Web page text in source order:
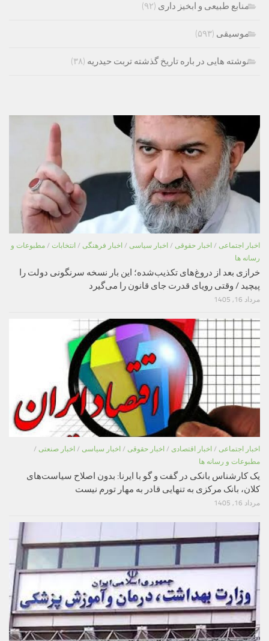
منابع طبیعی و ابخیز داری (۹۲)
موسیقی (۵۹۳)
نوشته هایی در باره تاریخ گذشته تربت حیدریه (۳۸)
اخبار اجتماعی / اخبار حقوقی / اخبار سیاسی / اخبار فرهنگی / انتخابات / مطبوعات و
رسانه ها
خرازی بعد از دروغ‌های تکذیب‌شده؛ این بار نسخه سرنگونی دولت را
پیچید / وقتی رویای قدرت جای قانون را می‌گیرد
مرداد 16, 1405
اخبار اجتماعی / اخبار اقتصادی / اخبار حقوقی / اخبار سیاسی / اخبار صنعتی /
مطبوعات و رسانه ها
یک کارشناس بانکی در گفت و گو با ایرنا: بدون اصلاح سیاست‌های
کلان، بانک مرکزی به تنهایی قادر به مهار تورم نیست
مرداد 16, 1405